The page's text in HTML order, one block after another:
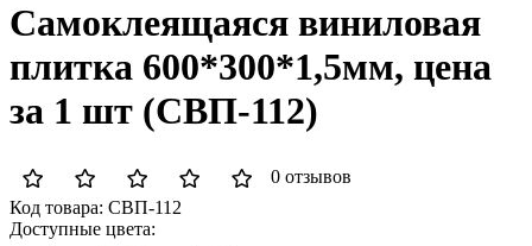
Самоклеящаяся виниловая
плитка 600*300*1,5мм, цена
за 1 шт (СВП-112)
0 отзывов
Код товара: СВП-112
Доступные цвета: